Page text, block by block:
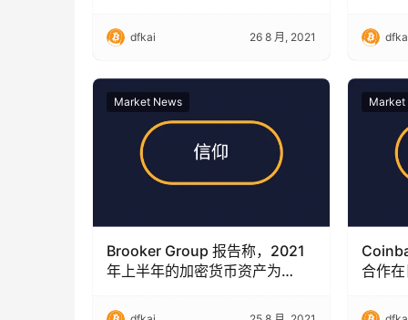
dfkai 26 8 月, 2021
Market News
Brooker Group 报告称，2021
年上半年的加密货币资产为
Market
合作